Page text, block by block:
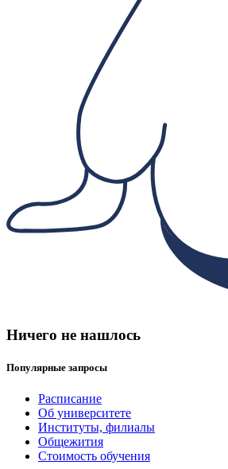
Ничего не нашлось
Популярные запросы
Расписание
Об университете
Институты, филиалы
Общежития
Стоимость обучения